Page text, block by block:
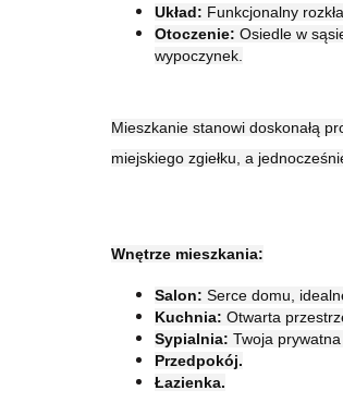
Układ: Funkcjonalny
Otoczenie: Osiedle w
wypoczynek.
Mieszkanie stanowi doskonałą
miejskiego zgiełku, a
Wnętrze mieszkania:
Salon: Serce domu,
Kuchnia: Otwarta
Sypialnia: Twoja
Przedpokój.
Łazienka.